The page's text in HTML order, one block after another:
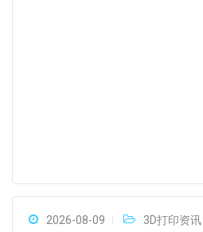
2026-08-09 3D打印资讯